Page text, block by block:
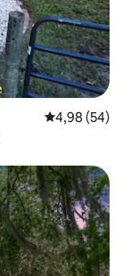
Gemiddelde
4,98 (54)